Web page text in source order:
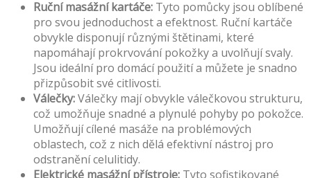
Ruční masážní kartáče: Tyto pomůcky jsou oblíbené
pro svou jednoduchost a efektnost. Ruční kartáče
obvykle disponují různými štětinami, které
napomáhají prokrvování pokožky a uvolňují svaly.
Jsou ideální pro domácí použití a můžete je snadno
přizpůsobit své citlivosti.
Válečky:Válečky mají obvykle válečkovou strukturu,
což umožňuje snadné a plynulé pohyby po pokožce.
Umožňují cílené masáže na problémových
oblastech, což z nich dělá efektivní nástroj pro
odstranění celulitidy.
Elektrické masážní přístroje: Tyto sofistikované